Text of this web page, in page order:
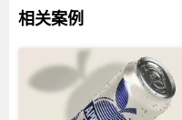
相关案例